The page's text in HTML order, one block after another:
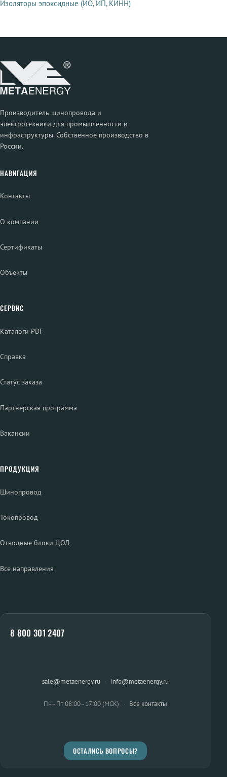
Изоляторы эпоксидные (ИО, ИП, КИНН)
Производитель шинопровода и
электротехники для промышленности и
инфраструктуры. Собственное производство в
России.
НАВИГАЦИЯ
Контакты
О компании
Сертификаты
Объекты
СЕРВИС
Каталоги PDF
Справка
Статус заказа
Партнёрская программа
Вакансии
ПРОДУКЦИЯ
Шинопровод
Токопровод
Отводные блоки ЦОД
Все направления
8 800 301 2407
sale@metaenergy.ru · info@metaenergy.ru
Пн–Пт 08:00–17:00 (МСК) · Все контакты
ОСТАЛИСЬ ВОПРОСЫ?